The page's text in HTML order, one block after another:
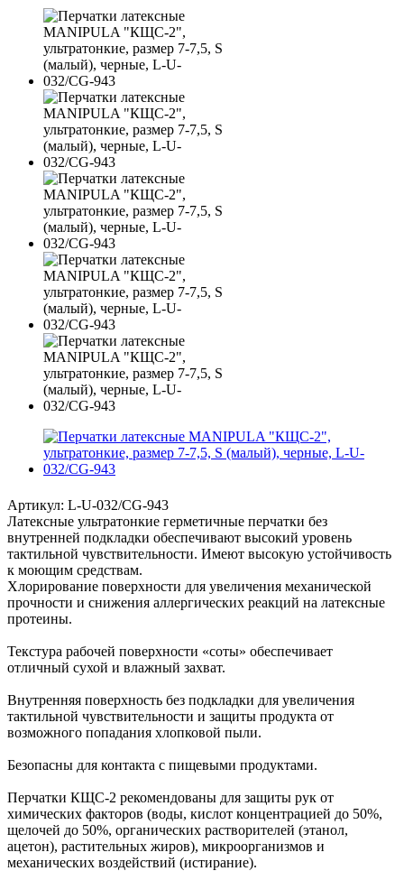
Артикул: L-U-032/CG-943
Латексные ультратонкие герметичные перчатки без
внутренней подкладки обеспечивают высокий уровень
тактильной чувствительности. Имеют высокую устойчивость
к моющим средствам.
Хлорирование поверхности для увеличения механической
прочности и снижения аллергических реакций на латексные
протеины.
Текстура рабочей поверхности «соты» обеспечивает
отличный сухой и влажный захват.
Внутренняя поверхность без подкладки для увеличения
тактильной чувствительности и защиты продукта от
возможного попадания хлопковой пыли.
Безопасны для контакта с пищевыми продуктами.
Перчатки КЩС-2 рекомендованы для защиты рук от
химических факторов (воды, кислот концентрацией до 50%,
щелочей до 50%, органических растворителей (этанол,
ацетон), растительных жиров), микроорганизмов и
механических воздействий (истирание).